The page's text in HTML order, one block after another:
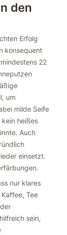
den
Erfolg
konsequent
22
um
milde Seife
heißes
Auch
einsetzt.
nur klares
Tee
sein,